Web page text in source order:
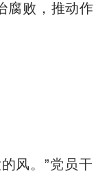
腐败，推动作
风。”党员干